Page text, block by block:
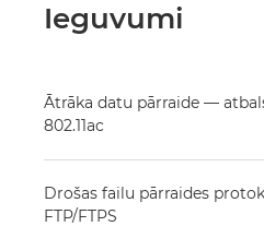
Ieguvumi
Ātrāka datu pārraide —
802.11ac
Drošas failu pārraides
FTP/FTPS